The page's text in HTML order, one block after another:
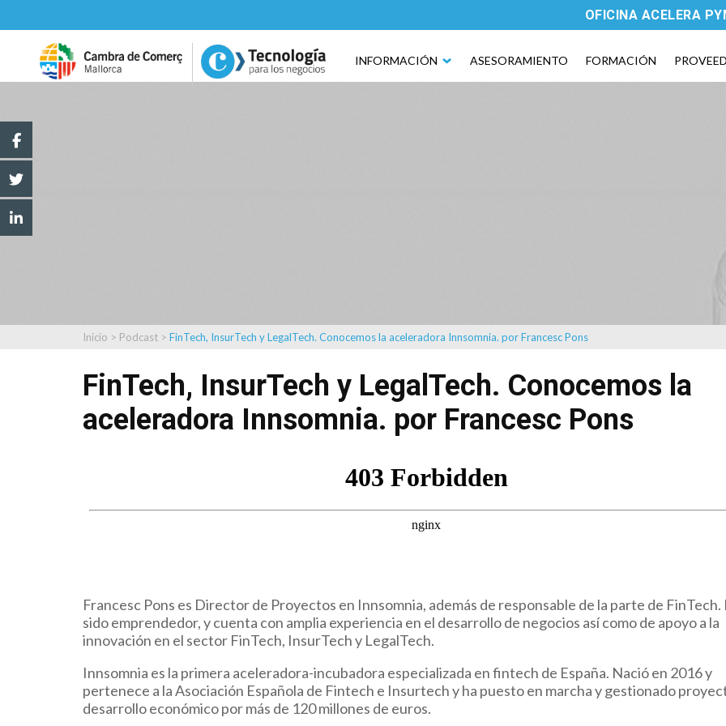
OFICINA ACELERA
INFORMACIÓN ASESORAMIENTO FORMACIÓN
Inicio > Podcast > FinTech, InsurTech y LegalTech. Conocemos la aceleradora Innsomnia. por Francesc Pons
FinTech, InsurTech y LegalTech. Conocemos la
aceleradora Innsomnia. por Francesc Pons
Francesc Pons es Director de Proyectos en Innsomnia, además de responsable de la parte de FinTech.
sido emprendedor, y cuenta con amplia experiencia en el desarrollo de negocios así como de apoyo a la
innovación en el sector FinTech, InsurTech y LegalTech.
Innsomnia es la primera aceleradora-incubadora especializada en fintech de España. Nació en 2016 y
pertenece a la Asociación Española de Fintech e Insurtech y ha puesto en marcha y gestionado
desarrollo económico por más de 120 millones de euros.